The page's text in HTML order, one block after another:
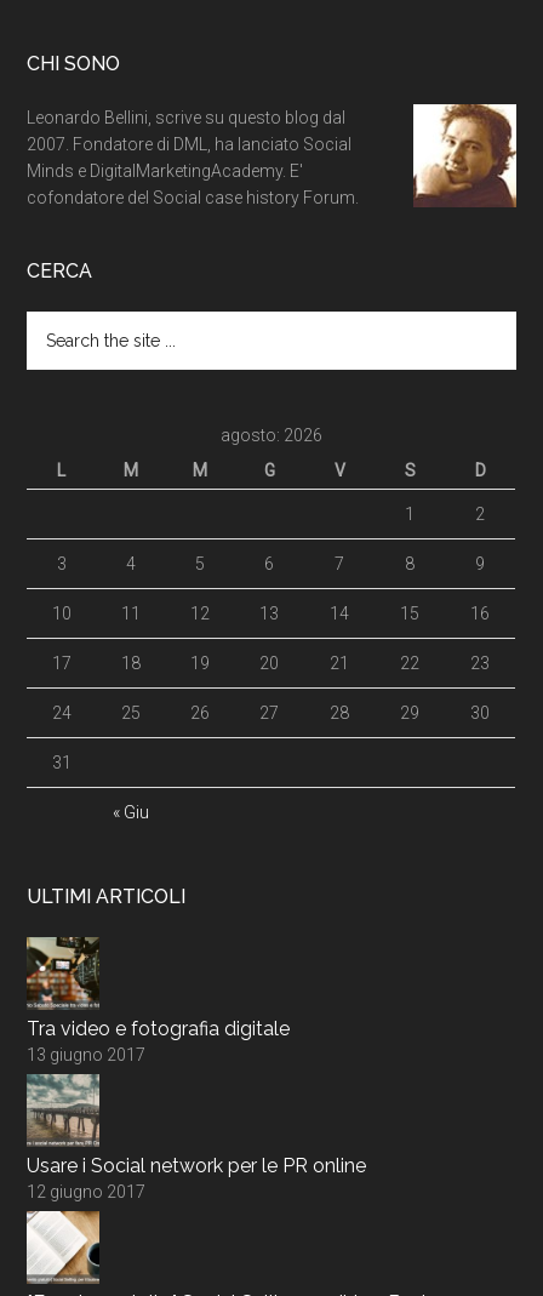
CHI SONO
Leonardo Bellini, scrive su questo blog dal
2007. Fondatore di DML, ha lanciato Social
Minds e DigitalMarketingAcademy. E'
cofondatore del Social case history Forum.
CERCA
agosto: 2026
L
M M G V S D
« Giu
1 2
3 4 5 6 7 8 9
10 11 12 13 14 15 16
17 18 19 20 21 22 23
24 25 26 27 28 29 30
31
ULTIMI ARTICOLI
Tra video e fotografia digitale
13 giugno 2017
Usare i Social network per le PR online
12 giugno 2017